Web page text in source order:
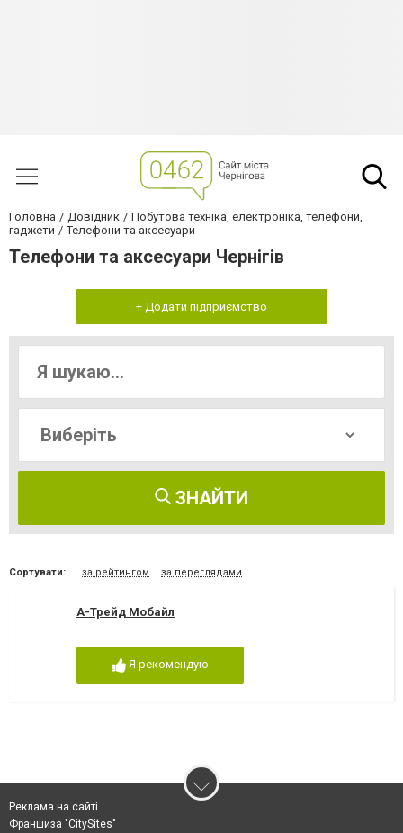
Головна Довідник
Побутова техніка, електроніка, телефони,
гаджети
Телефони та аксесуари
Телефони та аксесуари Чернігів
+ Додати підприємство
ЗНАЙТИ
Сортувати: за рейтингом за переглядами
А-Трейд Мобайл
Я рекомендую
Реклама на сайті
Франшиза "CitySites"